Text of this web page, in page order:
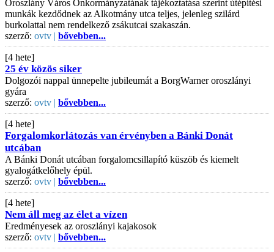
Oroszlány Város Önkormányzatának tájékoztatása szerint útépítési
munkák kezdődnek az Alkotmány utca teljes, jelenleg szilárd
burkolattal nem rendelkező zsákutcai szakaszán.
szerző: ovtv | bővebben...
[4 hete]
25 év közös siker
Dolgozói nappal ünnepelte jubileumát a BorgWarner oroszlányi
gyára
szerző: ovtv | bővebben...
[4 hete]
Forgalomkorlátozás van érvényben a Bánki Donát
utcában
A Bánki Donát utcában forgalomcsillapító küszöb és kiemelt
gyalogátkelőhely épül.
szerző: ovtv | bővebben...
[4 hete]
Nem áll meg az élet a vízen
Eredményesek az oroszlányi kajakosok
szerző: ovtv | bővebben...